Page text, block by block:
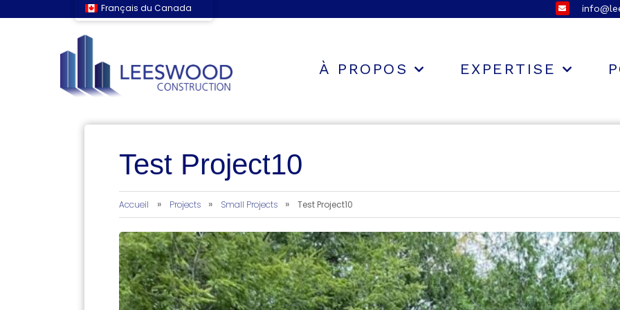
À PROPOS EXPERTISE
Test Project10
Accueil » Projects » Small Projects » Test Project10
Français du Canada